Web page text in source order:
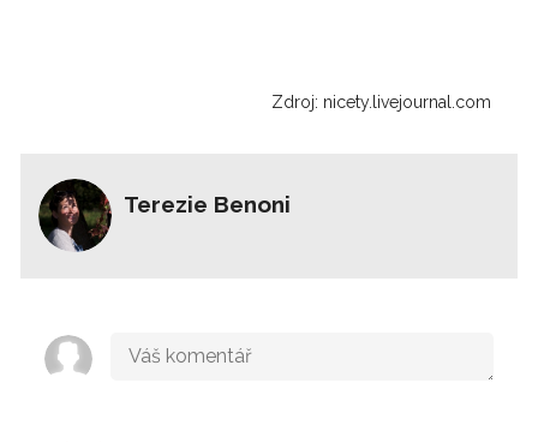
Zdroj: nicety.livejournal.com
Terezie Benoni